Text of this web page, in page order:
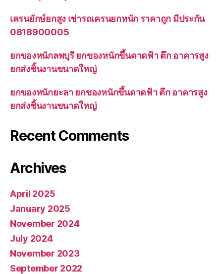
เครนยักษ์ยกสูง เช่ารถเครนยกหนัก ราคาถูก มีประกัน
0818900005
ยกของหนักลพบุรี ยกของหนักขึ้นดาดฟ้า ตึก อาคารสูง
ยกส่งชิ้นงานขนาดใหญ่
ยกของหนักยะลา ยกของหนักขึ้นดาดฟ้า ตึก อาคารสูง
ยกส่งชิ้นงานขนาดใหญ่
Recent Comments
Archives
April 2025
January 2025
November 2024
July 2024
November 2023
September 2022